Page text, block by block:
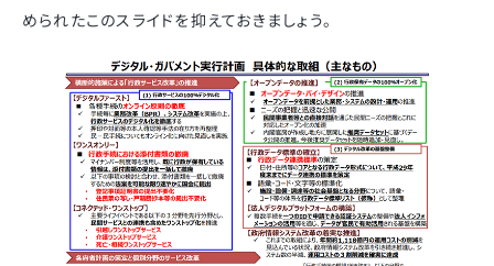
められたこのスライドを抑えておきましょう。